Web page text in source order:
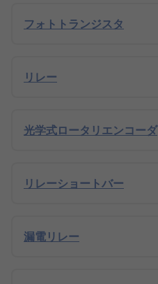
フォトトランジスタ
リレー
光学式ロータリエンコーダ
リレーショートバー
漏電リレー